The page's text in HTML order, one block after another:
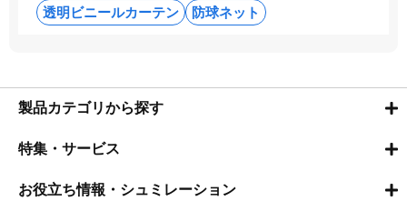
透明ビニールカーテン
防球ネット
製品カテゴリから探す
特集・サービス
お役立ち情報・シュミレーション